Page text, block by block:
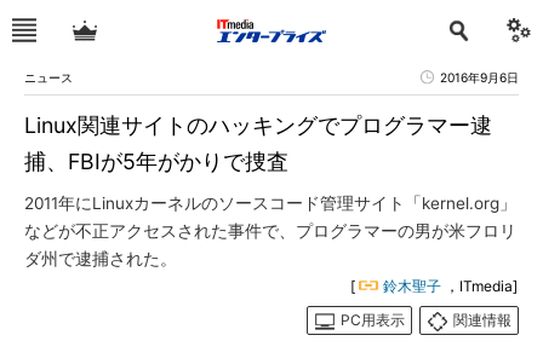
ニュース 2016年9月6日
Linux関連サイトのハッキングでプログラマー逮
捕、FBIが5年がかりで捜査
2011年にLinuxカーネルのソースコード管理サイト「kernel.org」
などが不正アクセスされた事件で、プログラマーの男が米フロリ
ダ州で逮捕された。
[ 鈴木聖子 ，ITmedia]
PC用表示
関連情報